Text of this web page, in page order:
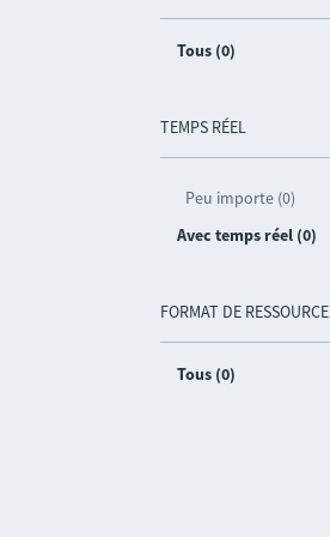
Tous (0)
TEMPS RÉEL
Peu importe (0)
Avec temps réel (0)
FORMAT DE RESSOURCE
Tous (0)